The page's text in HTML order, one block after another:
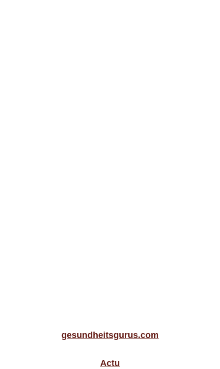
gesundheitsgurus.com
Actu